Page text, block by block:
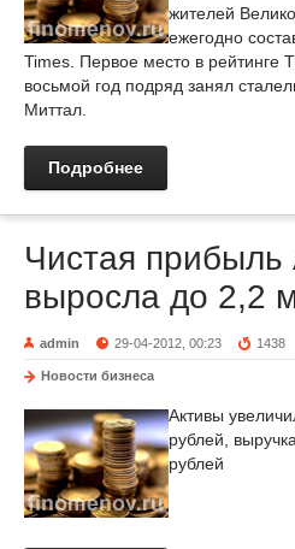
жителей
ежегодно
Times. Первое место в рейтинге
восьмой год подряд занял
Миттал.
Подробнее
Чистая
выросла до 2,2
admin 29-04-2012, 00:23 1438
Новости бизнеса
Активы
рублей,
рублей